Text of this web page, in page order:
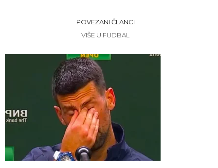
POVEZANI ČLANCI
VIŠE U FUDBAL